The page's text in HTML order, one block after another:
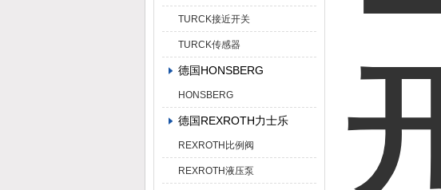
TURCK接近开关
TURCK传感器
德国HONSBERG
HONSBERG
德国REXROTH力士乐
REXROTH比例阀
REXROTH液压泵